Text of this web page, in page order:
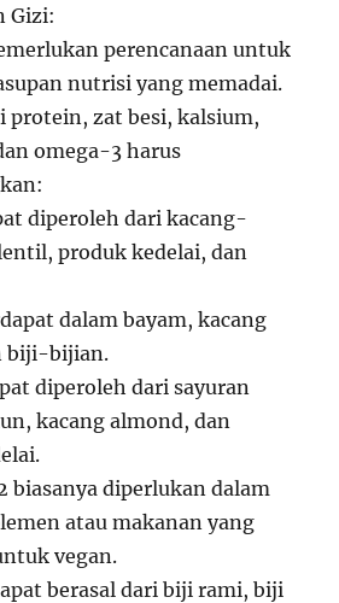
Gizi:
perencanaan untuk
nutrisi yang memadai.
protein, zat besi, kalsium,
omega-3 harus
diperoleh dari kacang-
produk kedelai, dan
dalam bayam, kacang
biji-bijian.
diperoleh dari sayuran
kacang almond, dan
biasanya diperlukan dalam
atau makanan yang
vegan.
berasal dari biji rami, biji